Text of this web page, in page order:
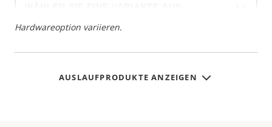
Hardwareoption variieren.
variant:
AUSLAUFPRODUKTE ANZEIGEN